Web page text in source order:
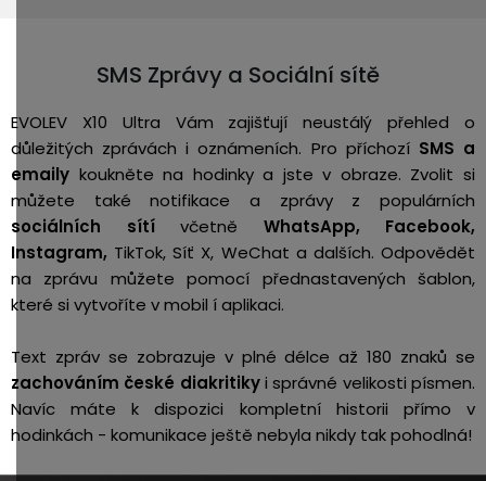
SMS Zprávy a Sociální sítě
EVOLEV X10 Ultra Vám zajišťují neustálý přehled o
důležitých zprávách i oznámeních. Pro příchozí SMS a
emaily koukněte na hodinky a jste v obraze. Zvolit si
můžete také notifikace a zprávy z populárních
sociálních sítívčetně WhatsApp, Facebook,
Instagram, TikTok, Síť X, WeChat a dalších. Odpovědět
na zprávu můžete pomocí přednastavených šablon,
které si vytvoříte v mobil í aplikaci.
Text zpráv se zobrazuje v plné délce až 180 znaků se
zachováním české diakritikyi správné velikosti písmen.
Navíc máte k dispozici kompletní historii přímo v
hodinkách - komunikace ještě nebyla nikdy tak pohodlná!